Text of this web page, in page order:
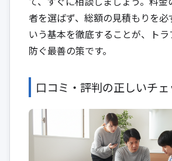
者を選ばず、総額の見積もりを必
いう基本を徹底することが、ト
防ぐ最善の策です。
口コミ・評判の正しいチ